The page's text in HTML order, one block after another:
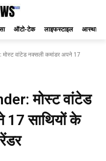
ऑटो-टेक लाइफस्टाइल आस्था
वांटेड नक्सली कमांडर अपने 17
मोस्ट वांटेड
17 साथियों के